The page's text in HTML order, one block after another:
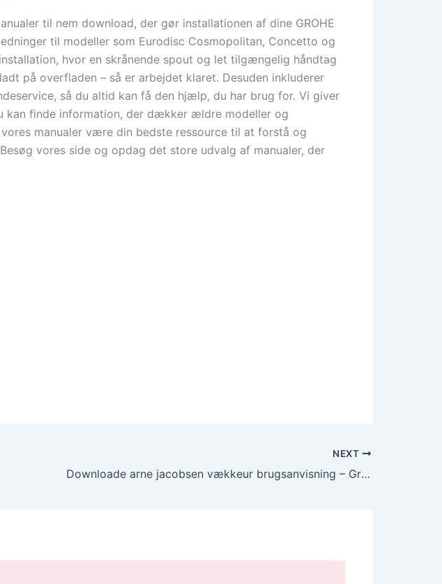
til nem download, der gør installationen af dine GROHE
til modeller som Eurodisc Cosmopolitan, Concetto og
hvor en skrånende spout og let tilgængelig håndtag
på overfladen – så er arbejdet klaret. Desuden inkluderer
så du altid kan få den hjælp, du har brug for. Vi giver
kan finde information, der dækker ældre modeller og
manualer være din bedste ressource til at forstå og
vores side og opdag det store udvalg af manualer, der
NEXT
Downloade arne jacobsen vækkeur brugsanvisning – Gratis, PDF